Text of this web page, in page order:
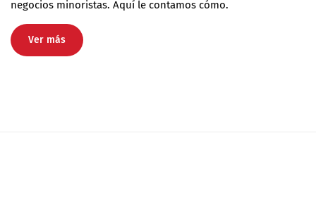
negocios minoristas. Aquí le contamos cómo.
Ver más